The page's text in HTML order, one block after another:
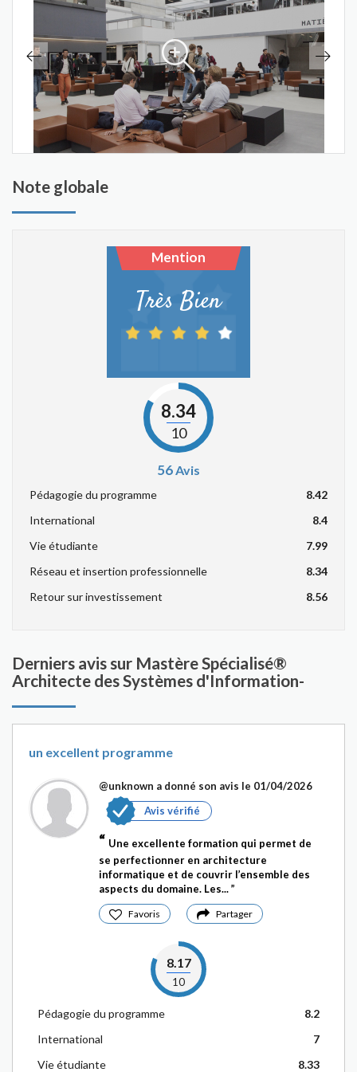
Note globale
Mention
Très Bien
8.34
10
56Avis
Pédagogie du programme
8.42
International
8.4
Vie étudiante
7.99
Réseau et insertion professionnelle
8.34
Retour sur investissement
8.56
Derniers avis sur Mastère Spécialisé®
Architecte des Systèmes d'Information-
un excellent programme
@unknown a donné son avis le 01/04/2026
Avis vérifié
Une excellente formation qui permet de
se perfectionner en architecture
informatique et de couvrir l’ensemble des
aspects du domaine. Les...
Favoris Partager
8.17
10
Pédagogie du programme
8.2
International
7
Vie étudiante
8.33